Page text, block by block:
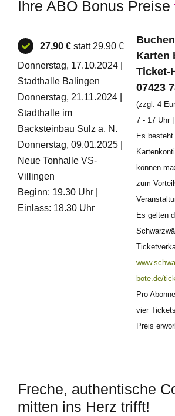
Ihre ABO Bonus Preise
27,90 € statt 29,90 €
Donnerstag, 17.10.2024 |
Stadthalle Balingen
Donnerstag, 21.11.2024 |
Stadthalle im
Backsteinbau Sulz a. N.
Donnerstag, 09.01.2025 |
Neue Tonhalle VS-
Villingen
Beginn: 19.30 Uhr |
Einlass: 18.30 Uhr
Karten
Ticket-
07423
(zzgl. 4
7 - 17 Uhr
Es
können
zum
Es gelten
bote.de/
Pro
vier
Preis
Freche, authentische
mitten ins Herz trifft!